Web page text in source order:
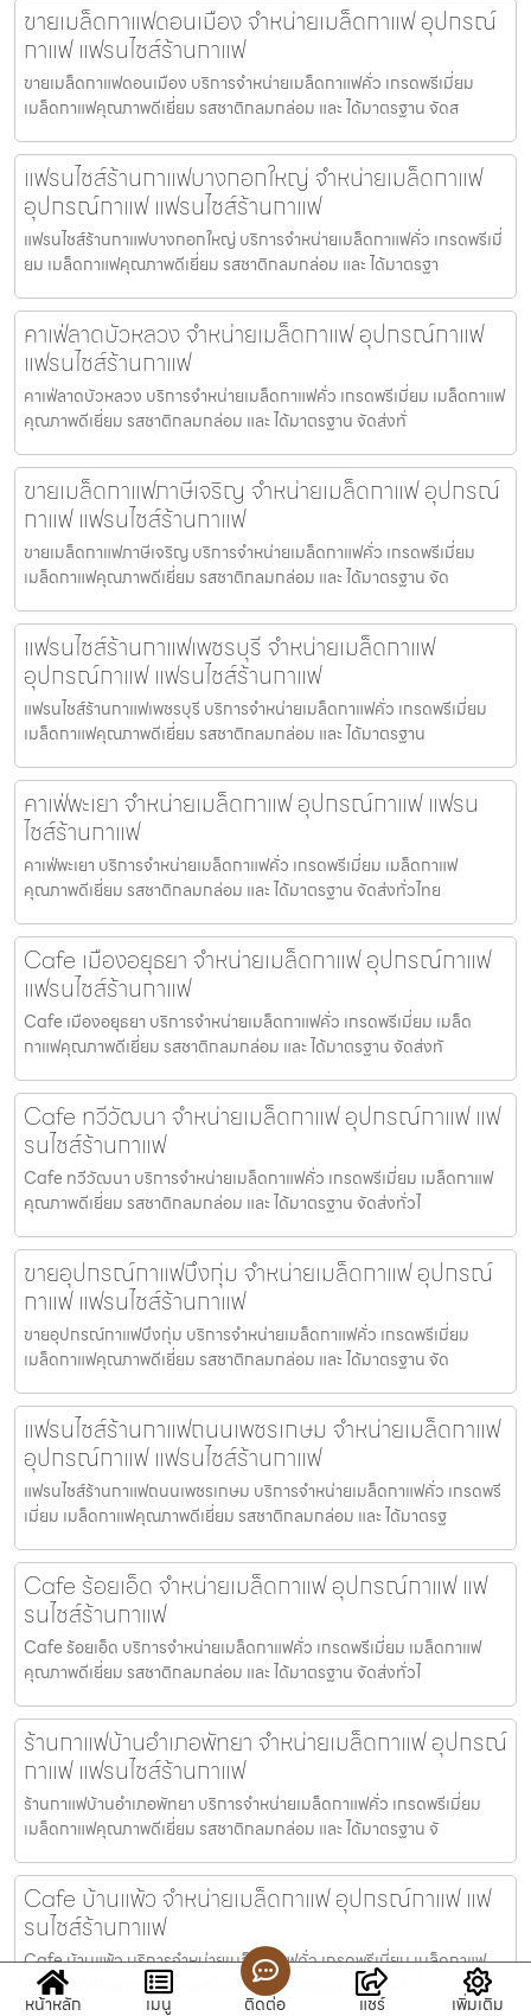
ขายเมล็ดกาแฟดอนเมือง จำหน่ายเมล็ดกาแฟ อุปกรณ์
กาแฟ แฟรนไชส์ร้านกาแฟ
ขายเมล็ดกาแฟดอนเมือง บริการจำหน่ายเมล็ดกาแฟคั่ว เกรดพรีเมี่ยม
เมล็ดกาแฟคุณภาพดีเยี่ยม รสชาติกลมกล่อม และ ได้มาตรฐาน จัดส
แฟรนไชส์ร้านกาแฟบางกอกใหญ่ จำหน่ายเมล็ดกาแฟ
อุปกรณ์กาแฟ แฟรนไชส์ร้านกาแฟ
แฟรนไชส์ร้านกาแฟบางกอกใหญ่ บริการจำหน่ายเมล็ดกาแฟคั่ว เกรดพรีเมี่
ยม เมล็ดกาแฟคุณภาพดีเยี่ยม รสชาติกลมกล่อม และ ได้มาตรฐา
คาเฟ่ลาดบัวหลวง จำหน่ายเมล็ดกาแฟ อุปกรณ์กาแฟ
แฟรนไชส์ร้านกาแฟ
คาเฟ่ลาดบัวหลวง บริการจำหน่ายเมล็ดกาแฟคั่ว เกรดพรีเมี่ยม เมล็ดกาแฟ
คุณภาพดีเยี่ยม รสชาติกลมกล่อม และ ได้มาตรฐาน จัดส่งทั่
ขายเมล็ดกาแฟภาษีเจริญ จำหน่ายเมล็ดกาแฟ อุปกรณ์
กาแฟ แฟรนไชส์ร้านกาแฟ
ขายเมล็ดกาแฟภาษีเจริญ บริการจำหน่ายเมล็ดกาแฟคั่ว เกรดพรีเมี่ยม
เมล็ดกาแฟคุณภาพดีเยี่ยม รสชาติกลมกล่อม และ ได้มาตรฐาน จัด
แฟรนไชส์ร้านกาแฟเพชรบุรี จำหน่ายเมล็ดกาแฟ
อุปกรณ์กาแฟ แฟรนไชส์ร้านกาแฟ
แฟรนไชส์ร้านกาแฟเพชรบุรี บริการจำหน่ายเมล็ดกาแฟคั่ว เกรดพรีเมี่ยม
เมล็ดกาแฟคุณภาพดีเยี่ยม รสชาติกลมกล่อม และ ได้มาตรฐาน
คาเฟ่พะเยา จำหน่ายเมล็ดกาแฟ อุปกรณ์กาแฟ แฟรน
ไชส์ร้านกาแฟ
คาเฟ่พะเยา บริการจำหน่ายเมล็ดกาแฟคั่ว เกรดพรีเมี่ยม เมล็ดกาแฟ
คุณภาพดีเยี่ยม รสชาติกลมกล่อม และ ได้มาตรฐาน จัดส่งทั่วไทย
Cafe เมืองอยุธยา จำหน่ายเมล็ดกาแฟ อุปกรณ์กาแฟ
แฟรนไชส์ร้านกาแฟ
Cafe เมืองอยุธยา บริการจำหน่ายเมล็ดกาแฟคั่ว เกรดพรีเมี่ยม เมล็ด
กาแฟคุณภาพดีเยี่ยม รสชาติกลมกล่อม และ ได้มาตรฐาน จัดส่งทั
Cafe ทวีวัฒนา จำหน่ายเมล็ดกาแฟ อุปกรณ์กาแฟ แฟ
รนไชส์ร้านกาแฟ
Cafe ทวีวัฒนา บริการจำหน่ายเมล็ดกาแฟคั่ว เกรดพรีเมี่ยม เมล็ดกาแฟ
คุณภาพดีเยี่ยม รสชาติกลมกล่อม และ ได้มาตรฐาน จัดส่งทั่วไ
ขายอุปกรณ์กาแฟบึงกุ่ม จำหน่ายเมล็ดกาแฟ อุปกรณ์
กาแฟ แฟรนไชส์ร้านกาแฟ
ขายอุปกรณ์กาแฟบึงกุ่ม บริการจำหน่ายเมล็ดกาแฟคั่ว เกรดพรีเมี่ยม
เมล็ดกาแฟคุณภาพดีเยี่ยม รสชาติกลมกล่อม และ ได้มาตรฐาน จัด
แฟรนไชส์ร้านกาแฟถนนเพชรเกษม จำหน่ายเมล็ดกาแฟ
อุปกรณ์กาแฟ แฟรนไชส์ร้านกาแฟ
แฟรนไชส์ร้านกาแฟถนนเพชรเกษม บริการจำหน่ายเมล็ดกาแฟคั่ว เกรดพรี
เมี่ยม เมล็ดกาแฟคุณภาพดีเยี่ยม รสชาติกลมกล่อม และ ได้มาตรฐ
Cafe ร้อยเอ็ด จำหน่ายเมล็ดกาแฟ อุปกรณ์กาแฟ แฟ
รนไชส์ร้านกาแฟ
Cafe ร้อยเอ็ด บริการจำหน่ายเมล็ดกาแฟคั่ว เกรดพรีเมี่ยม เมล็ดกาแฟ
คุณภาพดีเยี่ยม รสชาติกลมกล่อม และ ได้มาตรฐาน จัดส่งทั่วไ
ร้านกาแฟบ้านอำเภอพัทยา จำหน่ายเมล็ดกาแฟ อุปกรณ์
กาแฟ แฟรนไชส์ร้านกาแฟ
ร้านกาแฟบ้านอำเภอพัทยา บริการจำหน่ายเมล็ดกาแฟคั่ว เกรดพรีเมี่ยม
เมล็ดกาแฟคุณภาพดีเยี่ยม รสชาติกลมกล่อม และ ได้มาตรฐาน จั
Cafe บ้านแพ้ว จำหน่ายเมล็ดกาแฟ อุปกรณ์กาแฟ แฟ
รนไชส์ร้านกาแฟ
Cafe บ้านแพ้ว บริการจำหน่ายเมล็ดกาแฟคั่ว เกรดพรีเมี่ยม เมล็ดกาแฟ
คุณภาพดีเยี่ยม รสชาติกลมกล่อม และ ได้มาตรฐาน จัดส่งทั่วไ
หน้าหลัก เมนู ติดต่อ แชร์ เพิ่มเติม